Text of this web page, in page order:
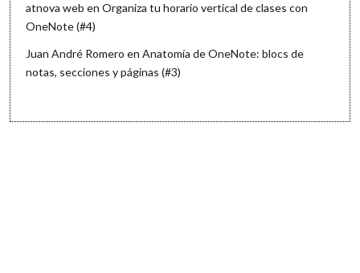
atnova web enOrganiza tu horario vertical de clases con
OneNote (#4)
Juan André Romero enAnatomía de OneNote: blocs de
notas, secciones y páginas (#3)